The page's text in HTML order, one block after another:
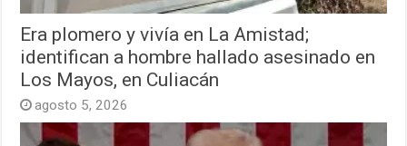
Era plomero y vivía en La Amistad;
identifican a hombre hallado asesinado en
Los Mayos, en Culiacán
agosto 5, 2026